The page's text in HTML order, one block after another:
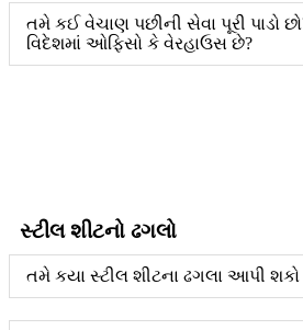
તમે કઈ વેચાણ પછીની સેવા પૂરી પાડો
વિદેશમાં ઓફિસો કે વેરહાઉસ છે?
સ્ટીલ શીટનો ઢગલો
તમે કયા સ્ટીલ શીટના ઢગલા આપી શકો